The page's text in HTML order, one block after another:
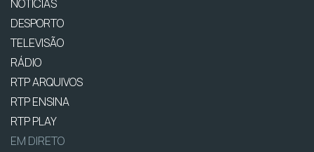
NOTÍCIAS
DESPORTO
TELEVISÃO
RÁDIO
RTP ARQUIVOS
RTP ENSINA
RTP PLAY
EM DIRETO